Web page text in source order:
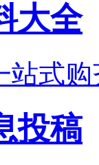
大全
站式购
投稿